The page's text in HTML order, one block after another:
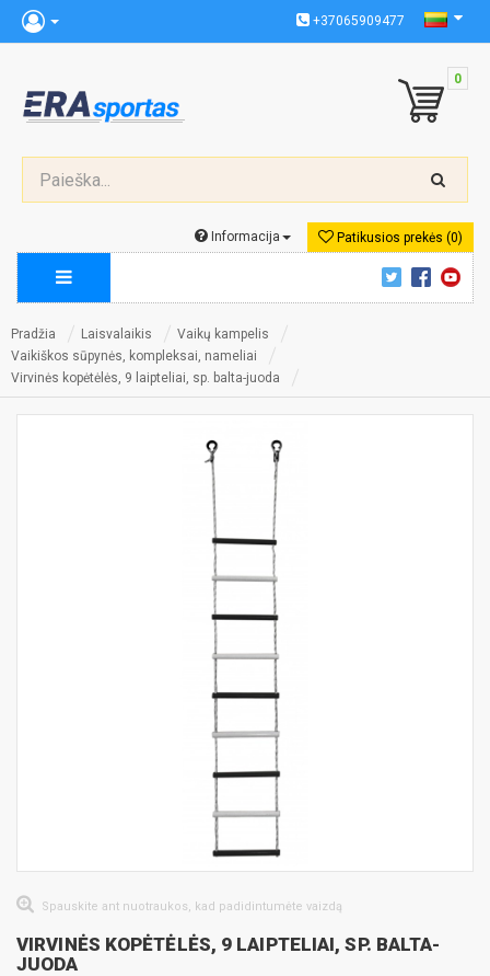
+37065909477
0
Patikusios prekės (0)
Informacija
Pradžia Laisvalaikis
Vaikų kampelis
Vaikiškos sūpynės, kompleksai, nameliai
Virvinės kopėtėlės, 9 laipteliai, sp. balta-juoda
Spauskite ant nuotraukos, kad padidintumėte vaizdą
VIRVINĖS KOPĖTĖLĖS, 9 LAIPTELIAI, SP. BALTA-
JUODA